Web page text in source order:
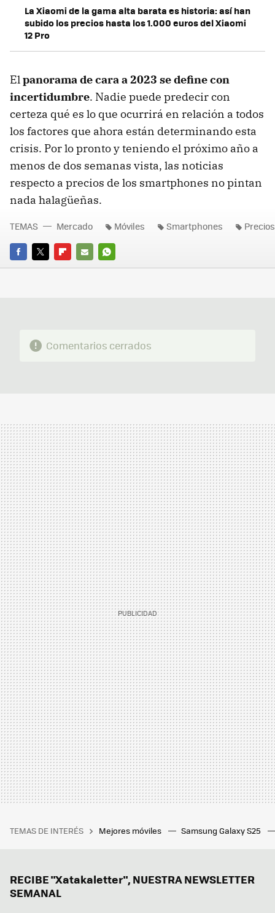
La Xiaomi de la gama alta barata es historia: así han
subido los precios hasta los 1.000 euros del Xiaomi
12 Pro
Elpanorama de cara a 2023 se define con
incertidumbre. Nadie puede predecir con
certeza qué es lo que ocurrirá en relación a todos
los factores que ahora están determinando esta
crisis. Por lo pronto y teniendo el próximo año a
menos de dos semanas vista, las noticias
respecto a precios de los smartphones no pintan
nada halagüeñas.
FACEBOOK
TWITTERFLIPBOARD
E-
WHATSAPP
TEMAS Mercado Móviles Smartphones Precios
Comentarios cerrados
TEMAS DE INTERÉS Mejores móviles Samsung Galaxy S25
RECIBE "Xatakaletter", NUESTRA NEWSLETTER
SEMANAL